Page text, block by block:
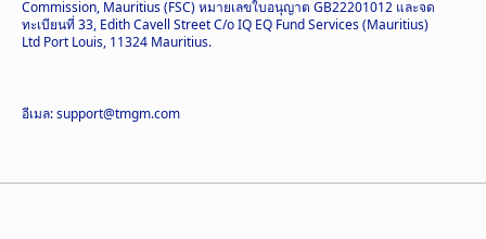
Commission, Mauritius (FSC) หมายเลขใบอนุญาต GB22201012 และจด
ทะเบียนที่ 33, Edith Cavell Street C/o IQ EQ Fund Services (Mauritius)
Ltd Port Louis, 11324 Mauritius.
อีเมล: support@tmgm.com